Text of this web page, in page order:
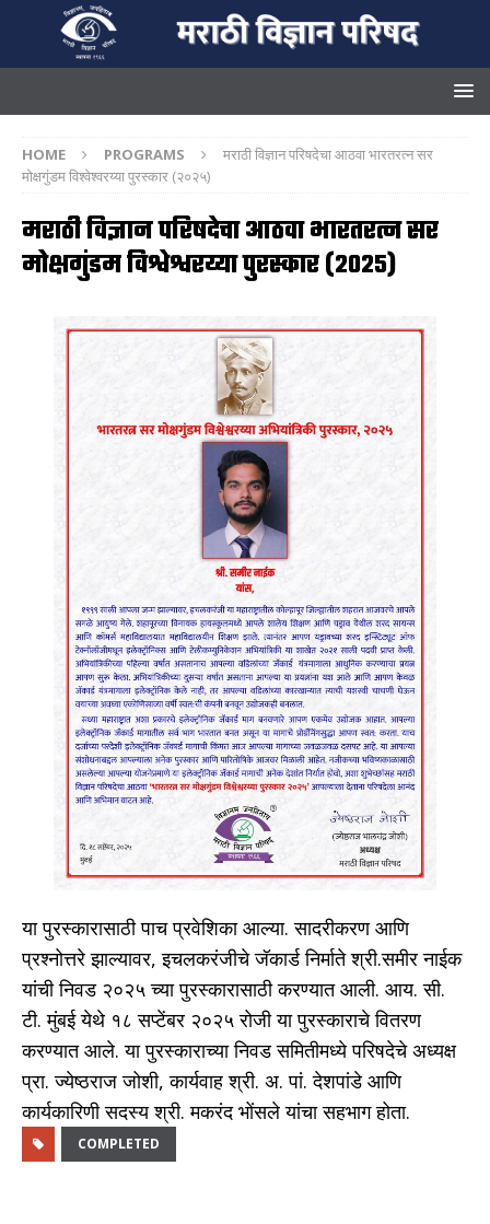
HOME PROGRAMS
मराठी विज्ञान परिषदेचा आठवा भारतरत्न सर
मोक्षगुंडम विश्वेश्वरय्या पुरस्कार (२०२५)
मराठी विज्ञान परिषदेचा आठवा भारतरत्न सर
मोक्षगुंडम विश्वेश्वरय्या पुरस्कार (२०२५)
या पुरस्कारासाठी पाच प्रवेशिका आल्या. सादरीकरण आणि
प्रश्नोत्तरे झाल्यावर, इचलकरंजीचे जॅकार्ड निर्माते श्री.समीर नाईक
यांची निवड २०२५ च्या पुरस्कारासाठी करण्यात आली. आय. सी.
टी. मुंबई येथे १८ सप्टेंबर २०२५ रोजी या पुरस्काराचे वितरण
करण्यात आले. या पुरस्काराच्या निवड समितीमध्ये परिषदेचे अध्यक्ष
प्रा. ज्येष्ठराज जोशी, कार्यवाह श्री. अ. पां. देशपांडे आणि
कार्यकारिणी सदस्य श्री. मकरंद भोंसले यांचा सहभाग होता.
COMPLETED